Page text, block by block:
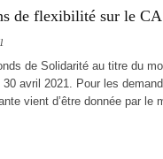
de flexibilité sur le CA
de Solidarité au titre du
30 avril 2021. Pour les
vient d’être donnée par le